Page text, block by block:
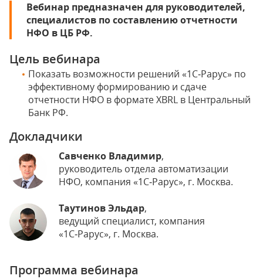
Вебинар предназначен для руководителей,
специалистов по составлению отчетности
НФО в ЦБ РФ.
Цель вебинара
Показать возможности решений «1С‑Рарус» по
эффективному формированию и сдаче
отчетности НФО в формате XBRL в Центральный
Банк РФ.
Докладчики
Савченко Владимир,
руководитель отдела автоматизации
НФО, компания «1С‑Рарус», г. Москва.
Таутинов Эльдар,
ведущий специалист, компания
«1С‑Рарус», г. Москва.
Программа вебинара